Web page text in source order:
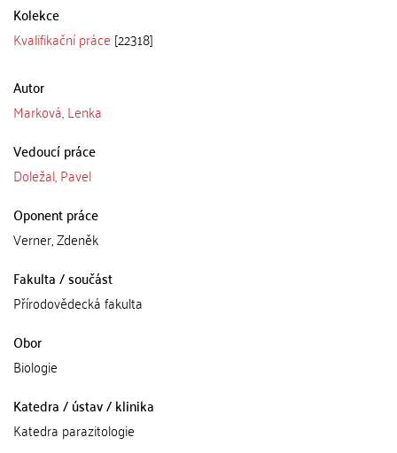
Kolekce
Kvalifikační práce [22318]
Autor
Marková, Lenka
Vedoucí práce
Doležal, Pavel
Oponent práce
Verner, Zdeněk
Fakulta / součást
Přírodovědecká fakulta
Obor
Biologie
Katedra / ústav / klinika
Katedra parazitologie